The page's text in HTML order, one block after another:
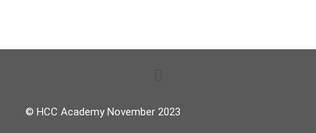
© HCC Academy November 2023